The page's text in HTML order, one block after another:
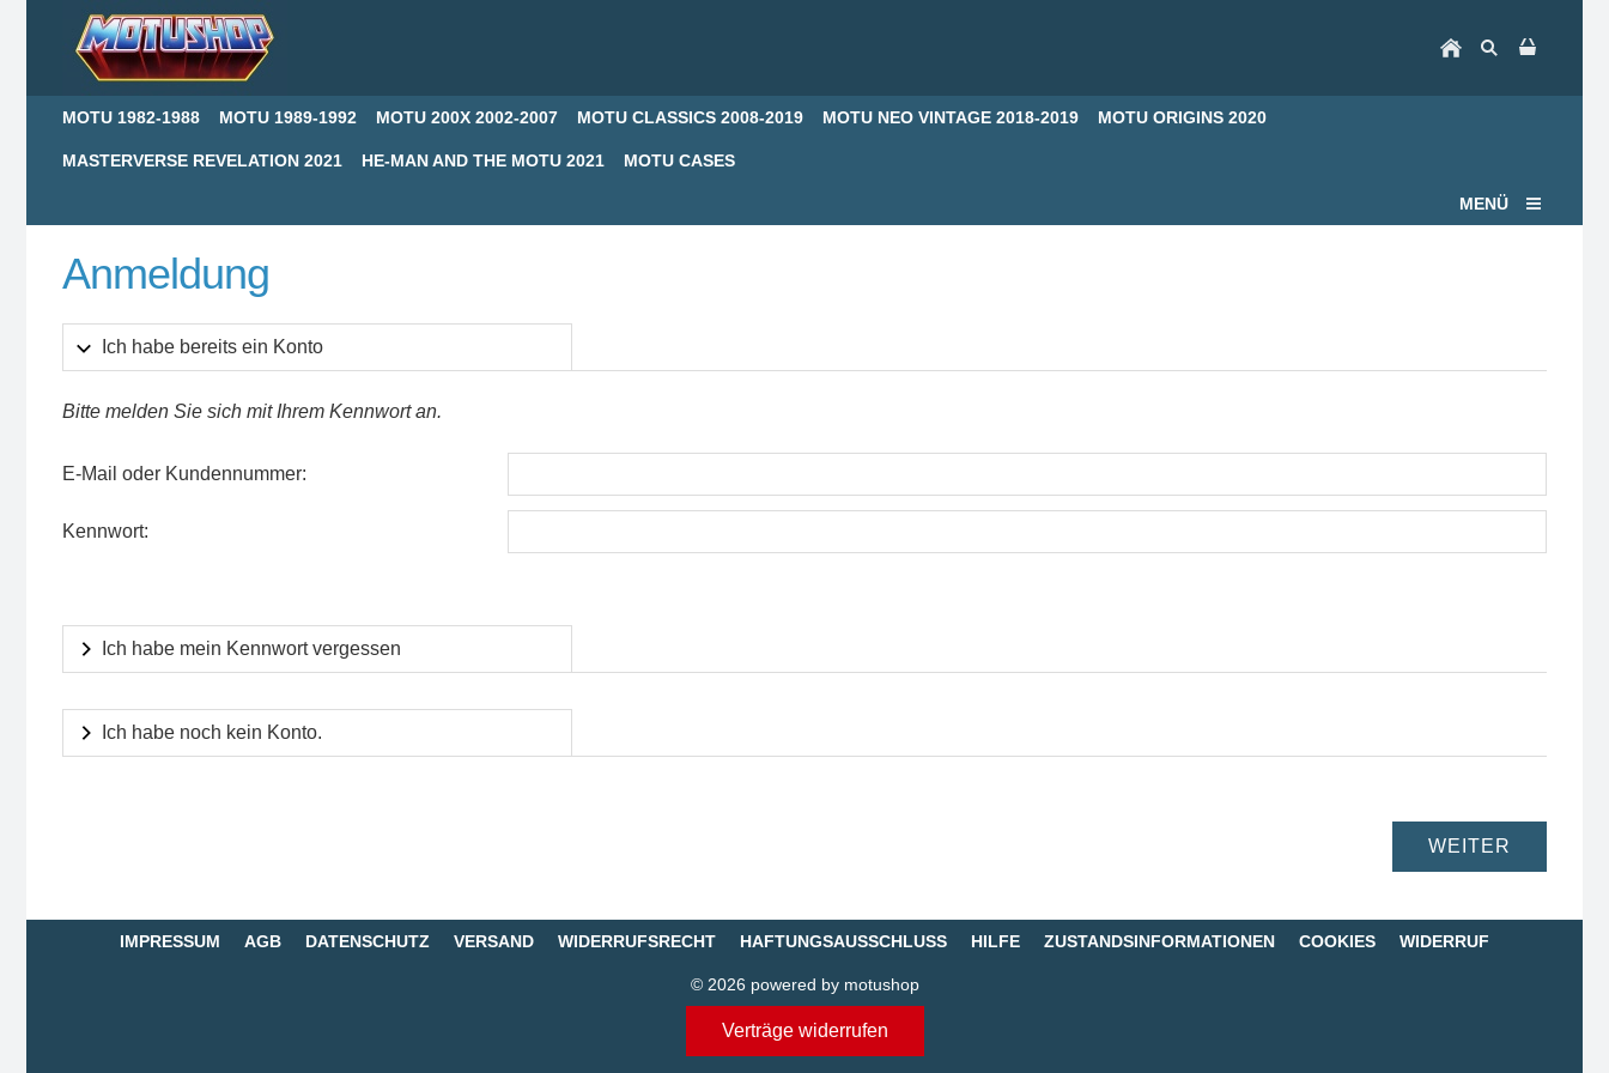
MOTU 1982-1988 MOTU 1989-1992 MOTU 200X 2002-2007 MOTU CLASSICS 2008-2019 MOTU NEO VINTAGE 2018-2019 MOTU ORIGINS 2020
MASTERVERSE REVELATION 2021 HE-MAN AND THE MOTU 2021 MOTU CASES
MENÜ
Anmeldung
Ich habe bereits ein Konto
Bitte melden Sie sich mit Ihrem Kennwort an.
E-Mail oder Kundennummer:
Kennwort:
Ich habe mein Kennwort vergessen
Ich habe noch kein Konto.
IMPRESSUM AGB DATENSCHUTZ VERSAND WIDERRUFSRECHT HAFTUNGSAUSSCHLUSS HILFE ZUSTANDSINFORMATIONEN COOKIES WIDERRUF
© 2026 powered by motushop
Verträge widerrufen